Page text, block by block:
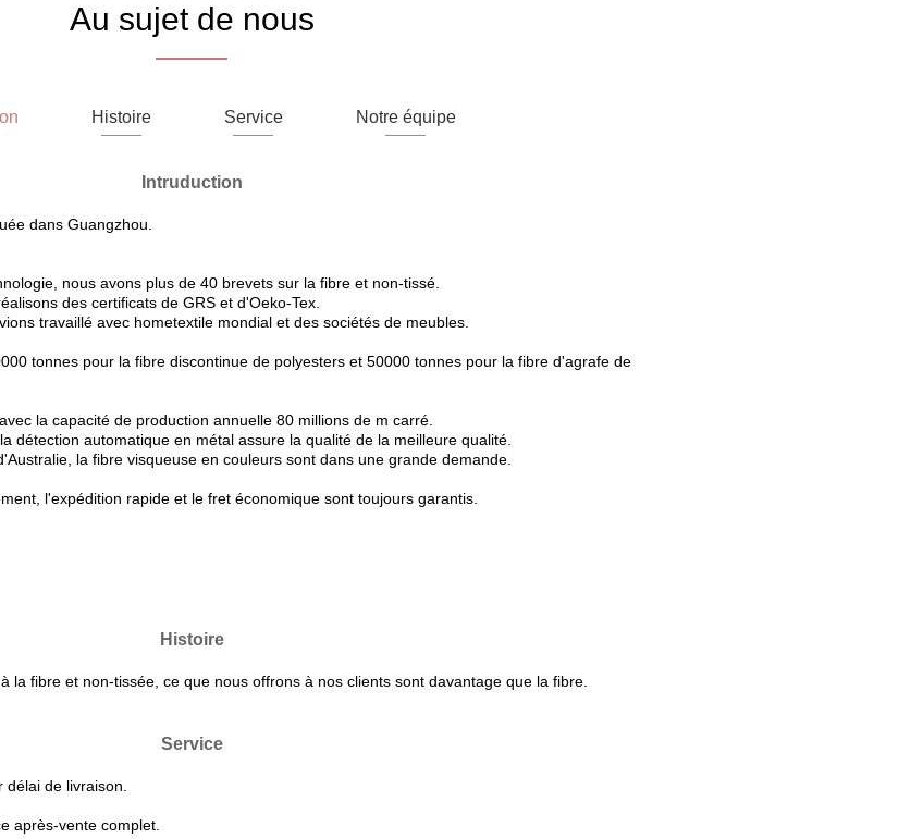
Au sujet de nous
Histoire Service Notre équipe
Intruduction
dans Guangzhou.
nous avons plus de 40 brevets sur la fibre et non-tissé.
des certificats de GRS et d'Oeko-Tex.
travaillé avec hometextile mondial et des sociétés de meubles.
tonnes pour la fibre discontinue de polyesters et 50000 tonnes pour la fibre d'agrafe de
la capacité de production annuelle 80 millions de m carré.
détection automatique en métal assure la qualité de la meilleure qualité.
la fibre visqueuse en couleurs sont dans une grande demande.
l'expédition rapide et le fret économique sont toujours garantis.
Histoire
la fibre et non-tissée, ce que nous offrons à nos clients sont davantage que la fibre.
Service
de livraison.
après-vente complet.